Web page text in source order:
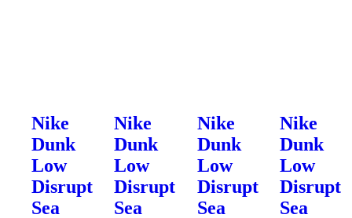
Nike
Dunk
Low
Disrupt
Sea
Nike
Dunk
Low
Disrupt
Sea
Nike
Dunk
Low
Disrupt
Sea
Nike
Dunk
Low
Disrupt
Sea